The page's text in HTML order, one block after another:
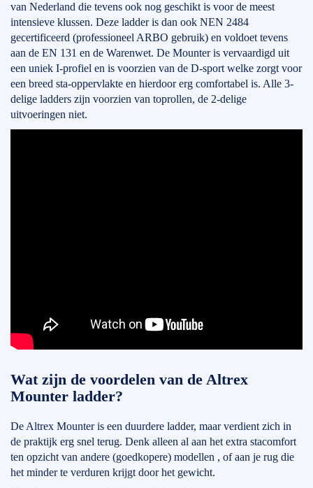
van Nederland die tevens ook nog geschikt is voor de meest
intensieve klussen. Deze ladder is dan ook NEN 2484
gecertificeerd (professioneel ARBO gebruik) en voldoet tevens
aan de EN 131 en de Warenwet. De Mounter is vervaardigd uit
een uniek I-profiel en is voorzien van de D-sport welke zorgt voor
een breed sta-oppervlakte en hierdoor erg comfortabel is. Alle 3-
delige ladders zijn voorzien van toprollen, de 2-delige
uitvoeringen niet.
Wat zijn de voordelen van de Altrex
Mounter ladder?
De Altrex Mounter is een duurdere ladder, maar verdient zich in
de praktijk erg snel terug. Denk alleen al aan het extra stacomfort
ten opzicht van andere (goedkopere) modellen , of aan je rug die
het minder te verduren krijgt door het gewicht.